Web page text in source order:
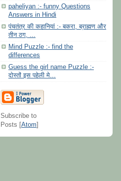
paheliyan :- funny Questions
Answers in Hindi
पंचतंत्र की कहानियां :- बकरा, ब्राह्मण और
तीन ठग, ...
Mind Puzzle :- find the
differences
Guess the girl name Puzzle :-
दोस्तों इस पहेली मे...
Subscribe to
Posts [Atom]